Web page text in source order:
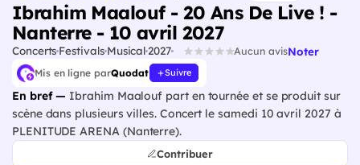
Ibrahim Maalouf - 20 Ans De Live ! -
Nanterre - 10 avril 2027
Concerts FestivalsMusical 2027 Aucun avisNoter
Mis en ligne parQuodat Suivre
En bref — Ibrahim Maalouf part en tournée et se produit sur
scène dans plusieurs villes. Concert le samedi 10 avril 2027 à
PLENITUDE ARENA (Nanterre).
Contribuer